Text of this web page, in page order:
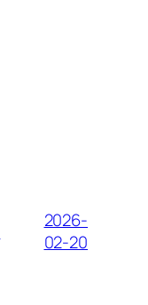
2026-
02-20